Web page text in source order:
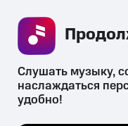
Слушать музыку,
наслаждаться
удобно!